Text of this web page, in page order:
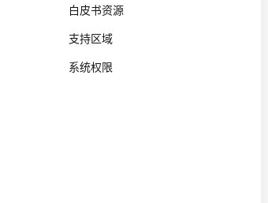
白皮书资源
支持区域
系统权限